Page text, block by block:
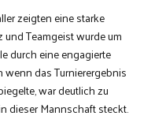
zeigten eine starke
Teamgeist wurde um
durch eine engagierte
das Turnierergebnis
war deutlich zu
dieser Mannschaft steckt.